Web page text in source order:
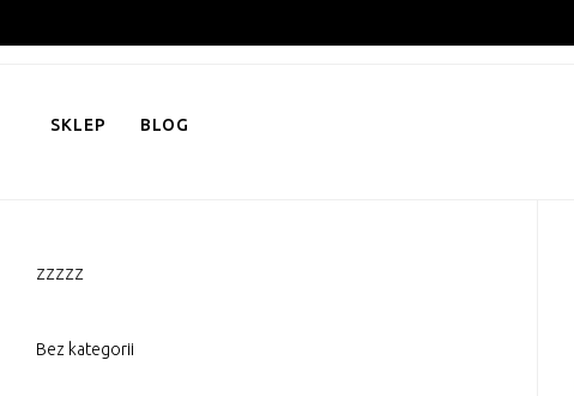
to
SKLEP BLOG
zzzzz
Bez kategorii